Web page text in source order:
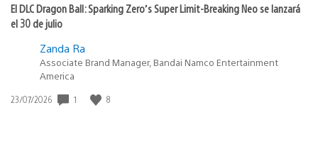
El DLC Dragon Ball: Sparking Zero’s Super Limit-Breaking Neo se lanzará
el 30 de julio
Zanda Ra
Associate Brand Manager, Bandai Namco Entertainment
America
Fecha
23/07/2026 1 8